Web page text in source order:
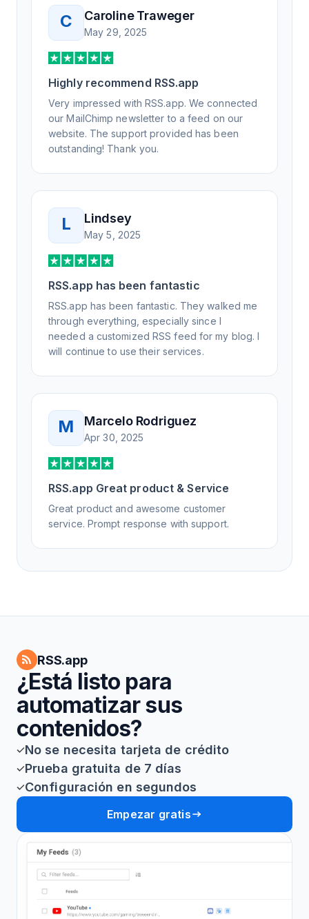
knowledgeable, kind, and clearly wanted to
understand the issue. It has been a few
weeks, but after many revisions and direct
support, all of my release notes are in a way
that my users understand and find value in.
Honestly, it has been an exceptional
experience, and I will be pushing everyone I
know to RSS.app for their RSS needs.
C Caroline Traweger
May 29, 2025
Highly recommend RSS.app
Very impressed with RSS.app. We connected
our MailChimp newsletter to a feed on our
website. The support provided has been
outstanding! Thank you.
L Lindsey
May 5, 2025
RSS.app has been fantastic
RSS.app has been fantastic. They walked me
through everything, especially since I
needed a customized RSS feed for my blog. I
will continue to use their services.
M Marcelo Rodriguez
Apr 30, 2025
RSS.app Great product & Service
Great product and awesome customer
service. Prompt response with support.
RSS.app
¿Está listo para
automatizar sus
contenidos?
No se necesita tarjeta de crédito
Prueba gratuita de 7 días
Configuración en segundos
Empezar gratis